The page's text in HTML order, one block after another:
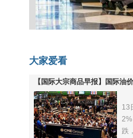
菲律宾：防疫降级
大家爱看
【国际大宗商品早报】国际油
全线下跌
13
跌